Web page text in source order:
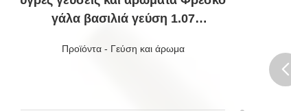
γάλα βασιλιά γεύση 1.07
Προϊόντα- Γεύση και άρωμα